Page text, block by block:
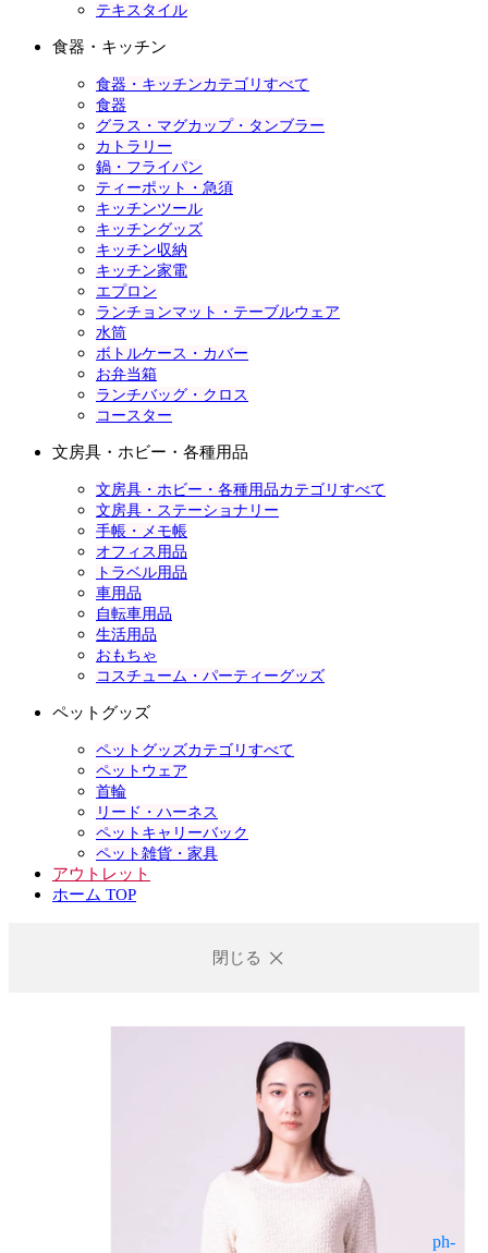
テキスタイル
食器・キッチン
食器・キッチンカテゴリすべて
食器
グラス・マグカップ・タンブラー
カトラリー
鍋・フライパン
ティーポット・急須
キッチンツール
キッチングッズ
キッチン収納
キッチン家電
エプロン
ランチョンマット・テーブルウェア
水筒
ボトルケース・カバー
お弁当箱
ランチバッグ・クロス
コースター
文房具・ホビー・各種用品
文房具・ホビー・各種用品カテゴリすべて
文房具・ステーショナリー
手帳・メモ帳
オフィス用品
トラベル用品
車用品
自転車用品
生活用品
おもちゃ
コスチューム・パーティーグッズ
ペットグッズ
ペットグッズカテゴリすべて
ペットウェア
首輪
リード・ハーネス
ペットキャリーバック
ペット雑貨・家具
アウトレット
ホーム TOP
閉じる